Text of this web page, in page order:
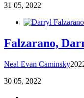
31 05, 2022
Falzarano,
Neal Evan Caminsky
30 05, 2022